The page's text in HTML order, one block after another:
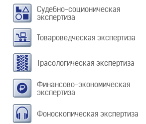
Судебно-соционическая
экспертиза
Товароведческая экспертиза
Трасологическая экспертиза
Финансово-экономическая
экспертиза
Фоноскопическая экспертиза